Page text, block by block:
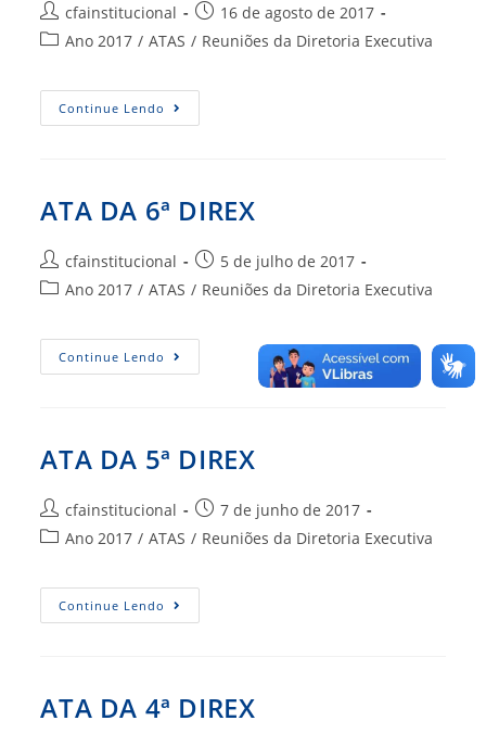
Autor
do
cfainstitucional
Post
publicado:
16 de agosto de 2017
Categoria
post:
Ano 2017 / ATAS / Reuniões da Diretoria Executiva
Continue Lendo ATA
DA
ATA DA 6ª DIREX
Autor
do
cfainstitucional
Post
publicado:
5 de julho de 2017
Categoria
post:
Ano 2017 / ATAS / Reuniões da Diretoria Executiva
Continue Lendo ATA
DA
ATA DA 5ª DIREX
Autor
do
cfainstitucional
Post
publicado:
7 de junho de 2017
Categoria
post:
Ano 2017 / ATAS / Reuniões da Diretoria Executiva
Continue Lendo ATA
DA
ATA DA 4ª DIREX